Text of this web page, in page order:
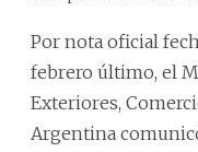
Por nota oficial
febrero último, el
Exteriores,
Argentina